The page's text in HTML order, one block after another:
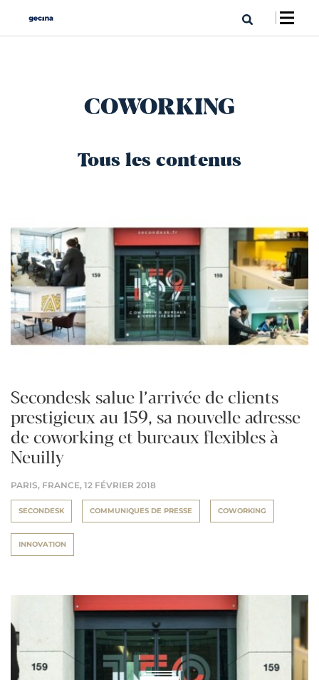
COWORKING
Tous les contenus
Secondesk salue l’arrivée de clients
prestigieux au 159, sa nouvelle adresse
de coworking et bureaux flexibles à
Neuilly
PARIS, FRANCE, 12 FÉVRIER 2018
SECONDESK COMMUNIQUES DE PRESSE COWORKING
INNOVATION